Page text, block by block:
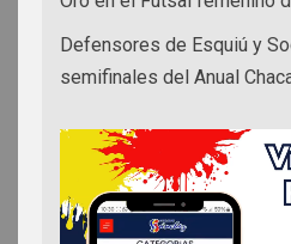
Defensores de Esquiú y
semifinales del Anual